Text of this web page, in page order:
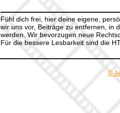
Fühl dich frei, hier deine eigene,
wir uns vor, Beiträge zu entfernen, in
werden. Wir bevorzugen neue
Für die bessere Lesbarkeit sind die
©